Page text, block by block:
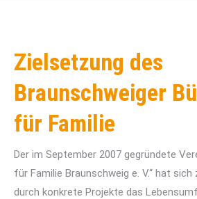
Zielsetzung des
Braunschweiger
für Familie
Der im September 2007 gegründete
für Familie Braunschweig e. V.“ hat
durch konkrete Projekte das